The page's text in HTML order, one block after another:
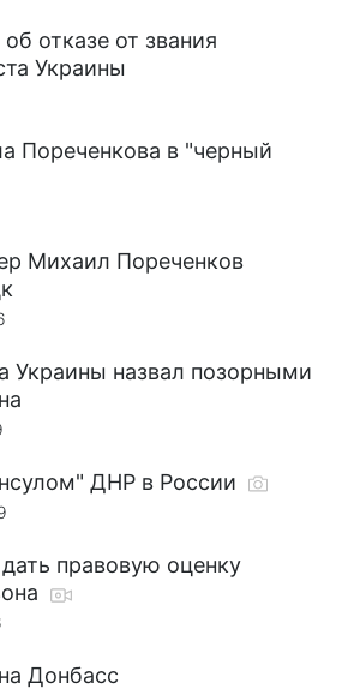
отказе от звания
Украины
Пореченкова в "черный
Михаил Пореченков
Украины назвал позорными
ДНР в России
правовую оценку
Донбасс